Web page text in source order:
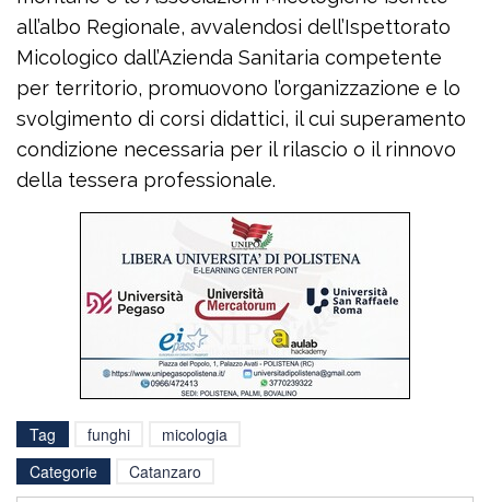
all’albo Regionale, avvalendosi dell’Ispettorato
Micologico dall’Azienda Sanitaria competente
per territorio, promuovono l’organizzazione e lo
svolgimento di corsi didattici, il cui superamento
condizione necessaria per il rilascio o il rinnovo
della tessera professionale.
Tag funghi
micologia
Categorie
Catanzaro